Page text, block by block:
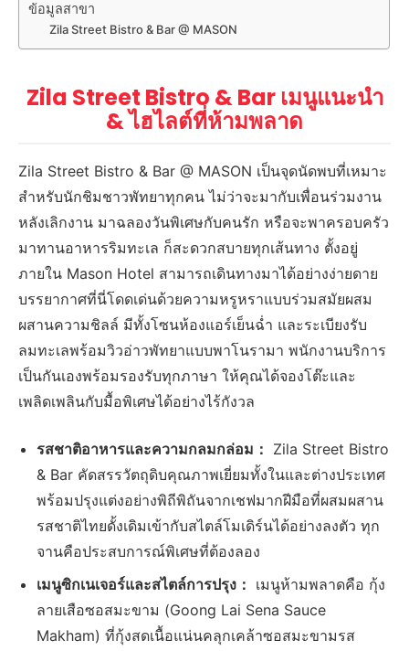
ข้อมูลสาขา
Zila Street Bistro & Bar @ MASON
Zila Street Bistro & Bar เมนูแนะนำ
& ไฮไลต์ที่ห้ามพลาด
Zila Street Bistro & Bar @ MASON เป็นจุดนัดพบที่เหมาะ
สำหรับนักชิมชาวพัทยาทุกคน ไม่ว่าจะมากับเพื่อนร่วมงาน
หลังเลิกงาน มาฉลองวันพิเศษกับคนรัก หรือจะพาครอบครัว
มาทานอาหารริมทะเล ก็สะดวกสบายทุกเส้นทาง ตั้งอยู่
ภายใน Mason Hotel สามารถเดินทางมาได้อย่างง่ายดาย
บรรยากาศที่นี่โดดเด่นด้วยความหรูหราแบบร่วมสมัยผสม
ผสานความชิลล์ มีทั้งโซนห้องแอร์เย็นฉ่ำ และระเบียงรับ
ลมทะเลพร้อมวิวอ่าวพัทยาแบบพาโนรามา พนักงานบริการ
เป็นกันเองพร้อมรองรับทุกภาษา ให้คุณได้จองโต๊ะและ
เพลิดเพลินกับมื้อพิเศษได้อย่างไร้กังวล
รสชาติอาหารและความกลมกล่อม： Zila Street Bistro
& Bar คัดสรรวัตถุดิบคุณภาพเยี่ยมทั้งในและต่างประเทศ
พร้อมปรุงแต่งอย่างพิถีพิถันจากเชฟมากฝีมือที่ผสมผสาน
รสชาติไทยดั้งเดิมเข้ากับสไตล์โมเดิร์นได้อย่างลงตัว ทุก
จานคือประสบการณ์พิเศษที่ต้องลอง
เมนูซิกเนเจอร์และสไตล์การปรุง： เมนูห้ามพลาดคือ กุ้ง
ลายเสือซอสมะขาม (Goong Lai Sena Sauce
Makham) ที่กุ้งสดเนื้อแน่นคลุกเคล้าซอสมะขามรส